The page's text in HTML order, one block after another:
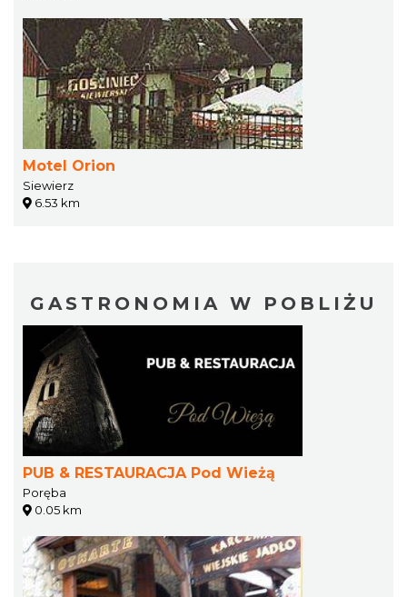
Motel Orion
Siewierz
6.53 km
GASTRONOMIA W POBLIŻU
PUB & RESTAURACJA Pod Wieżą
Poręba
0.05 km